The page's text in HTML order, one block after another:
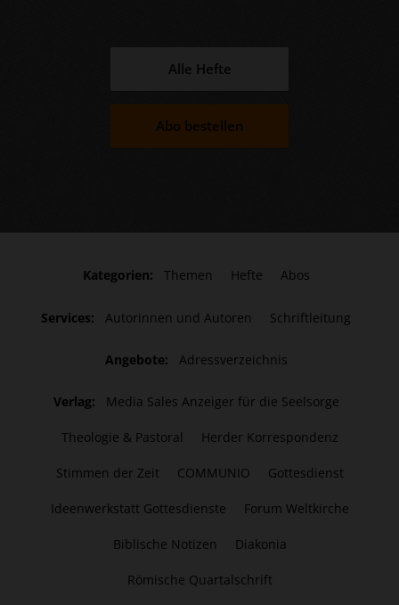
Alle Hefte
Abo bestellen
Kategorien: Themen Hefte Abos
Services: Autorinnen und Autoren Schriftleitung
Angebote: Adressverzeichnis
Verlag: Media Sales Anzeiger für die Seelsorge
Theologie & Pastoral Herder Korrespondenz
Stimmen der Zeit COMMUNIO Gottesdienst
Ideenwerkstatt Gottesdienste Forum Weltkirche
Biblische Notizen Diakonia
Römische Quartalschrift